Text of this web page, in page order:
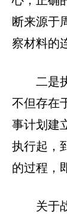
断来源于
察材料的
二是
不但存在
事计划建
执行起，
的过程，
关于